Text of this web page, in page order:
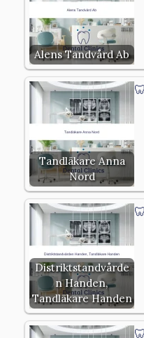
Alens Tandvård Ab
Tandläkare Anna
Nord
Distriktstandvårde
n Handen,
Tandläkare Handen